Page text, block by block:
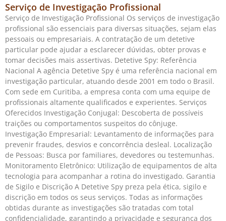
Serviço de Investigação Profissional
Serviço de Investigação Profissional Os serviços de investigação
profissional são essenciais para diversas situações, sejam elas
pessoais ou empresariais. A contratação de um detetive
particular pode ajudar a esclarecer dúvidas, obter provas e
tomar decisões mais assertivas. Detetive Spy: Referência
Nacional A agência Detetive Spy é uma referência nacional em
investigação particular, atuando desde 2001 em todo o Brasil.
Com sede em Curitiba, a empresa conta com uma equipe de
profissionais altamente qualificados e experientes. Serviços
Oferecidos Investigação Conjugal: Descoberta de possíveis
traições ou comportamentos suspeitos do cônjuge.
Investigação Empresarial: Levantamento de informações para
prevenir fraudes, desvios e concorrência desleal. Localização
de Pessoas: Busca por familiares, devedores ou testemunhas.
Monitoramento Eletrônico: Utilização de equipamentos de alta
tecnologia para acompanhar a rotina do investigado. Garantia
de Sigilo e Discrição A Detetive Spy preza pela ética, sigilo e
discrição em todos os seus serviços. Todas as informações
obtidas durante as investigações são tratadas com total
confidencialidade, garantindo a privacidade e segurança dos